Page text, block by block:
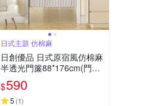
日式主題 仿棉麻
日創優品 日式原宿風仿棉麻
半透光門簾88*176cm(門簾/
風水簾/窗簾/窗紗/長門簾/隔
簾)
$590
5 (1)